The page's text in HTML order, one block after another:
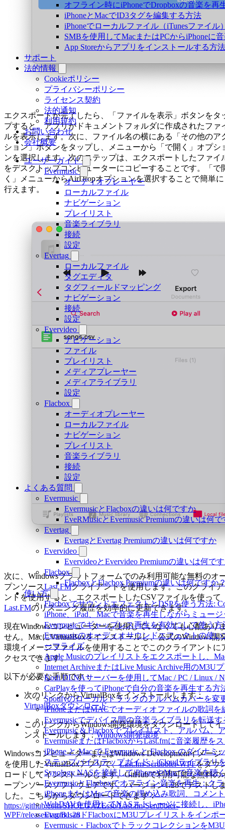
オフライン時にiPhoneでDropboxの音楽を再
iPhoneとMacでID3タグを編集する方法
iPhoneでローカルファイル（iTunesファイル
SMBを使用してMacまたはPCからiPhoneに
App Storeからアプリをインストールする方
サポート
法的情報
Cookieポリシー
プライバシーポリシー
ライセンス契約
法的通知
利用規約
お問い合わせ
会社概要
ユーザーガイド
Evermusic
オーディオプレーヤー
ローカルファイル
ナビゲーション
プレイリスト
音楽ライブラリ
接続
設定
Evertag
ローカルファイル
タグエディタ
タグフィールドマッピング
ナビゲーション
接続
設定
Evervideo
ナビゲーション
ファイル
プレイリスト
メディアプレーヤー
メディアライブラリ
設定
Flacbox
オーディオプレーヤー
ローカルファイル
ナビゲーション
プレイリスト
音楽ライブラリ
接続
設定
よくある質問
Evermusic
EvermusicとFlacboxの違いは何ですか
EveRMusicとEvermusic Premiumの違いは何で
Evertag
EvertagとEvertag Premiumの違いは何ですか
Evervideo
EvervideoとEvervideo Premiumの違いは何で
Flacbox
FlacboxとFlacbox Premiumの違いは何ですか
使い方
FlacboxでサウンドエフェクトとDSPを使う方法:
iPhone、iPad、Macで音楽を再生しながらミュー
Evermusicでギャップレス再生を有効にして使う方
Evermusicのオーディオサウンドエフェクトの使
ーマライズ
Apple Musicのプレイリストをエクスポートし、
Internet ArchiveまたはLive Music Archive用のM3U
Kodi DLNAサーバーを使用してMac / PC / Linux /
CarPlayを使ってiPhoneで自分の音楽を再生する方
Spotifyのローカルトラックのアルバムカバーを
iPhoneまたはMACでオーディオファイルの歌詞を
Evermusicでデバイス間の音楽ライブラリを転送
Evermusic & Flacboxでプレイリスト、アルバム
EvermusieまたはFlacboxからLast.fmに音楽履歴を
iPhone と Mac で Evermusic と Flacbox のダイナ
ステップバイステップガイド：iCloudライブラリ
Synology NASを接続してiPhoneやMacで音楽を聴
EvermusicとFlacboxでオフライン音楽を再生：ク
iPhoneまたはMacで音楽の埋め込み歌詞、コメン
WebDAVを使用してNASストレージに接続し、
EvermusanドFlacboxにM3Uプレイリストをインポ
Evermusic・Flacboxでトラックコレクションを
エクスポートが完了したら、「ファイルを表示」ボタンをタ
プすると、アプリがドキュメントフォルダに作成されたファ
ルを表示します。次に、ファイル名の横にある「その他のア
ション」ボタンをタップし、メニューから「で開く」オプシ
ンを選択します。次のステップは、エクスポートしたファイ
をデスクトップコンピューターにコピーすることです。「で
く」メニューからAirDropオプションを選択することで簡単に
行えます。
次に、Windowsプラットフォームでのみ利用可能な無料のオ
プンソースLast.FMクライアントを使用します。このクライア
ントを使用すると、エクスポートしたCSVファイルを使って
Last.FMのリスニング履歴を効率的に更新できます。
現在Windowsコンピューターを使用していなくても心配あり
せん。MacにVirtualBoxをインストールし、公式のWindows開
環境イメージファイルを使用することでこのクライアントに
クセスできます。
以下が必要な手順です：
次のリンクからVirtualBoxをインストールします：
VirtualBoxダウンロード
このリンクからWindows開発環境をダウンロードしてイ
ンストールします：Windows開発環境
WindowsコンピューターまたはWindows Developmentイメージ
を使用したVirtualBoxアプリで、Last.fm-Scrubbler-WPFをダウ
ロードしてインストールします。GitHubで利用可能な無料の
ープンソースソフトウェアです。バージョン1.28でテストし
した。こちらからダウンロードできます：
https://github.com/SHOEGAZEssb/Last.fm-Scrubbler-
WPF/releases/tag/B1.28